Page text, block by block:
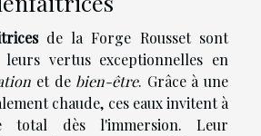
de la Forge Rousset sont
vertus exceptionnelles en
et de bien-être. Grâce à une
chaude, ces eaux invitent à
total dès l'immersion. Leur